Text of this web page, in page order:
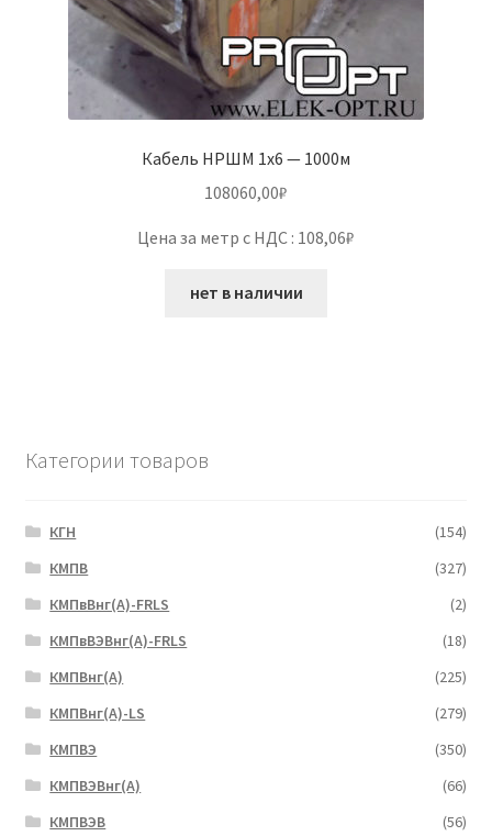
Кабель НРШМ 1х6 — 1000м
108060,00₽
Цена за метр с НДС : 108,06₽
нет в наличии
Категории товаров
КГН
(154)
КМПВ
(327)
КМПвВнг(А)-FRLS
(2)
КМПвВЭВнг(А)-FRLS
(18)
КМПВнг(А)
(225)
КМПВнг(А)-LS
(279)
КМПВЭ
(350)
КМПВЭBнг(А)
(66)
КМПВЭВ
(56)